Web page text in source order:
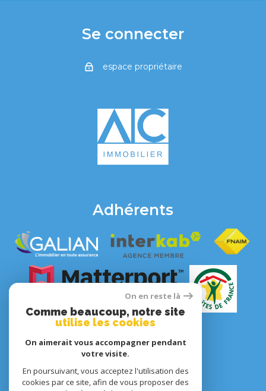
Se connecter
espace propriétaire
Adhérents
© 2022
Tous droits réservés
On en reste là
Comme beaucoup, notre site
utilise les cookies
On aimerait vous accompagner pendant
votre visite.
En poursuivant, vous acceptez l'utilisation des
cookies par ce site, afin de vous proposer des